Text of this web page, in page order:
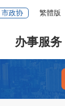
市政协 繁體版
办事服务